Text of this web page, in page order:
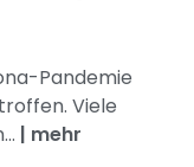
Pandemie
Viele
| mehr